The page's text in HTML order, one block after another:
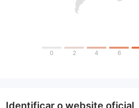
0 2 4 6
Identificar o website oficial